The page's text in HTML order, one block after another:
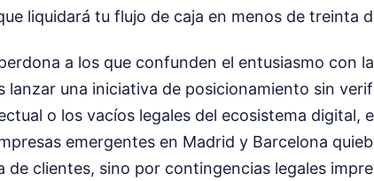
liquidará tu flujo de caja en menos de treinta
a los que confunden el entusiasmo con
lanzar una iniciativa de posicionamiento sin
o los vacíos legales del ecosistema digital,
emergentes en Madrid y Barcelona
de clientes, sino por contingencias legales